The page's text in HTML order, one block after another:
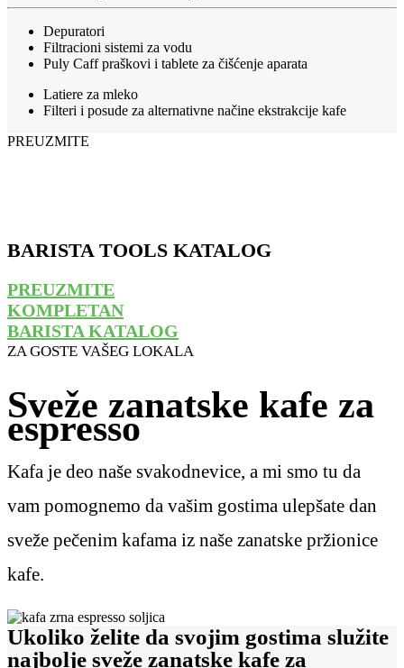
Depuratori
Filtracioni sistemi za vodu
Puly Caff praškovi i tablete za čišćenje aparata
Latiere za mleko
Filteri i posude za alternativne načine ekstrakcije kafe
PREUZMITE
BARISTA TOOLS KATALOG
PREUZMITE
KOMPLETAN
BARISTA KATALOG
ZA GOSTE VAŠEG LOKALA
Sveže zanatske kafe za
espresso
Kafa je deo naše svakodnevice, a mi smo tu da
vam pomognemo da vašim gostima ulepšate dan
sveže pečenim kafama iz naše zanatske pržionice
kafe.
Ukoliko želite da svojim gostima služite
najbolje sveže zanatske kafe za